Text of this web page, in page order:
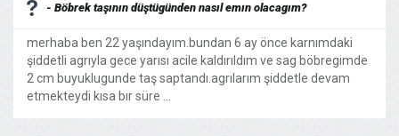
- Böbrek taşının düştügünden nasıl emın olacagım?
merhaba ben 22 yaşındayım.bundan 6 ay önce karnımdaki
şiddetli agrıyla gece yarısı acile kaldırıldım ve sag böbregimde
2 cm buyuklugunde taş saptandı.agrılarım şiddetle devam
etmekteydi kısa bır süre ...